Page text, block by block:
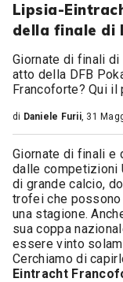
Lipsia-
della finale di
Giornate di finali di
atto della DFB
Francoforte? Qui il
di Daniele Furii, 31
Giornate di finali e
dalle competizioni
di grande calcio,
trofei che
una stagione.
sua coppa
essere vinto
Cerchiamo di
Eintracht